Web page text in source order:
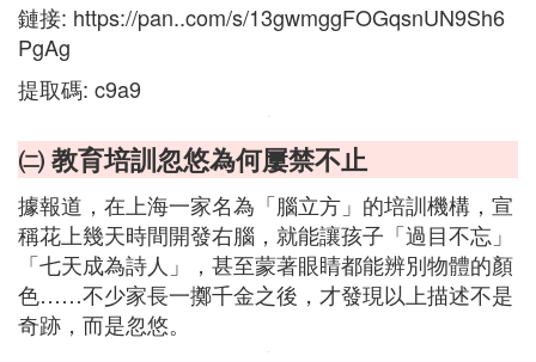
鏈接: https://pan..com/s/13gwmggFOGqsnUN9Sh6
PgAg
提取碼: c9a9
㈡ 教育培訓忽悠為何屢禁不止
據報道，在上海一家名為「腦立方」的培訓機構，宣
稱花上幾天時間開發右腦，就能讓孩子「過目不忘」
「七天成為詩人」，甚至蒙著眼睛都能辨別物體的顏
色……不少家長一擲千金之後，才發現以上描述不是
奇跡，而是忽悠。